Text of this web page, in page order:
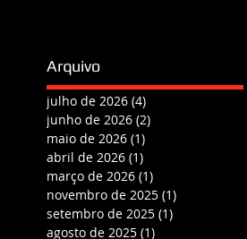
Arquivo
julho de 2026 (4)
junho de 2026 (2)
maio de 2026 (1)
abril de 2026 (1)
março de 2026 (1)
novembro de 2025 (1)
setembro de 2025 (1)
agosto de 2025 (1)